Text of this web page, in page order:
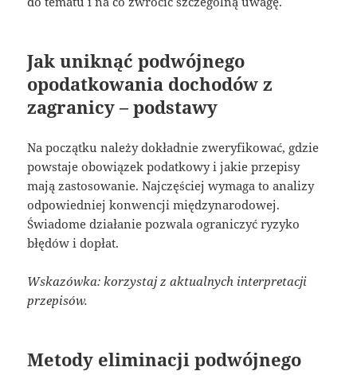
Jak uniknąć podwójnego
opodatkowania dochodów z
zagranicy – podstawy
Na początku należy dokładnie zweryfikować, gdzie
powstaje obowiązek podatkowy i jakie przepisy
mają zastosowanie. Najczęściej wymaga to analizy
odpowiedniej konwencji międzynarodowej.
Świadome działanie pozwala ograniczyć ryzyko
błędów i dopłat.
Wskazówka: korzystaj z aktualnych interpretacji
przepisów.
Metody eliminacji podwójnego